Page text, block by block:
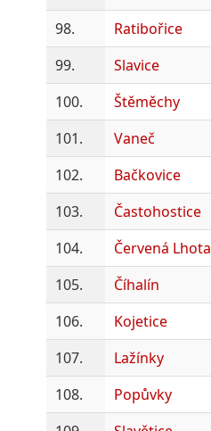
98.
Ratibořice
99.
Slavice
100.
Štěměchy
101.
Vaneč
102.
Bačkovice
103.
Častohostice
104.
Červená Lhota
105.
Číhalín
106.
Kojetice
107.
Lažínky
108.
Popůvky